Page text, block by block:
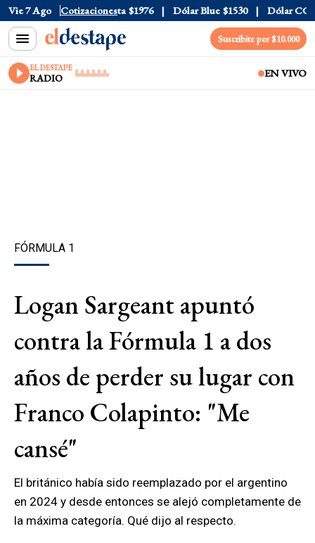
Vie 7 Ago Cotizaciones
$1520 Dólar Tarjeta $1976 Dólar Blue $1530 Dólar CCL
Suscribite por $10.000
EL DESTAPE
RADIO EN VIVO
FÓRMULA 1
Logan Sargeant apuntó
contra la Fórmula 1 a dos
años de perder su lugar con
Franco Colapinto: "Me
cansé"
El británico había sido reemplazado por el argentino
en 2024 y desde entonces se alejó completamente de
la máxima categoría. Qué dijo al respecto.